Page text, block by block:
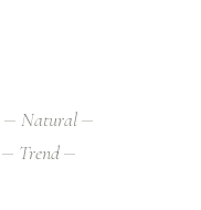
Natural
Trend